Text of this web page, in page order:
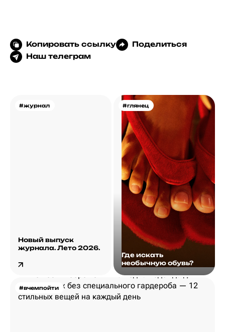
Копировать ссылку
Поделиться
Наш телеграм
#журнал
Новый выпуск
журнала. Лето 2026.
#глянец
Где искать
необычную обувь?
#вчемпойти